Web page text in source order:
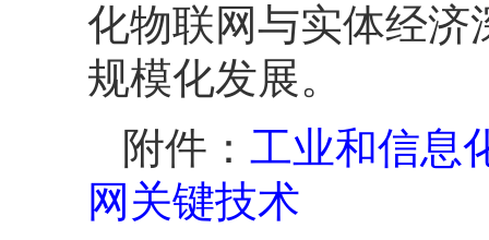
化物联网与实体经济
规模化发展。
附件： 工业和信息
网关键技术